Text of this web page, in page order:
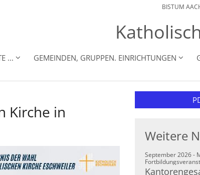
BISTUM
... GEMEINDEN, GRUPPEN. EINRICHTUNGEN
Kirche in
Weitere
September 2026 -